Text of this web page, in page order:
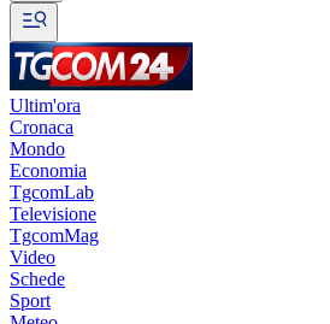
Ultim'ora
Cronaca
Mondo
Economia
TgcomLab
Televisione
TgcomMag
Video
Schede
Sport